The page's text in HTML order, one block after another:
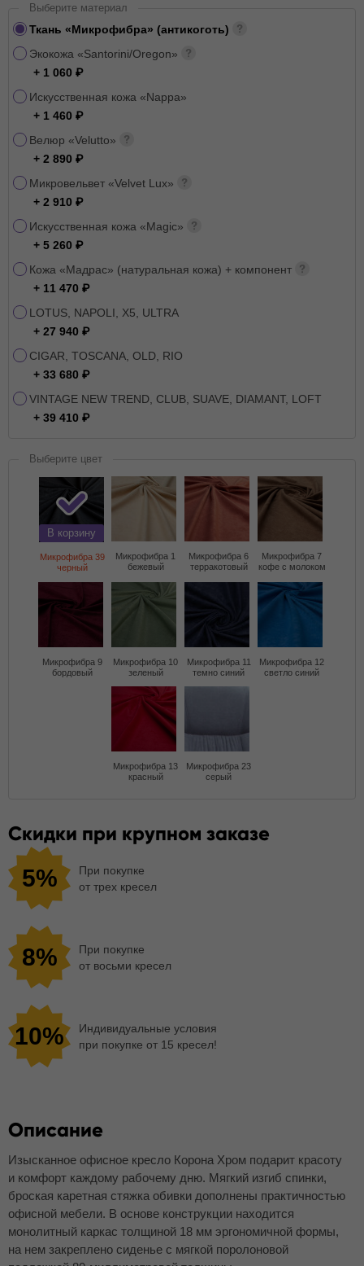
Выберите материал
Ткань «Микрофибра» (антикоготь)
Экокожа «Santorini/Oregon»
+ 1 060
Искусственная кожа «Nappa»
+ 1 460
Велюр «Velutto»
+ 2 890
Микровельвет «Velvet Lux»
+ 2 910
Искусственная кожа «Magic»
+ 5 260
Кожа «Мадрас» (натуральная кожа) + компонент
+ 11 470
LOTUS, NAPOLI, X5, ULTRA
+ 27 940
CIGAR, TOSCANA, OLD, RIO
+ 33 680
VINTAGE NEW TREND, CLUB, SUAVE, DIAMANT, LOFT
+ 39 410
Выберите цвет
В корзину
Микрофибра 39
черный
Микрофибра 1
бежевый
Микрофибра 6
терракотовый
Микрофибра 7
кофе с молоком
Микрофибра 9
бордовый
Микрофибра 10
зеленый
Микрофибра 11
темно синий
Микрофибра 12
светло синий
Микрофибра 13
красный
Микрофибра 23
серый
Скидки при крупном заказе
5%
При покупке
от трех кресел
8%
При покупке
от восьми кресел
10%
Индивидуальные условия
при покупке от 15 кресел!
Описание
Изысканное офисное кресло Корона Хром подарит красоту
и комфорт каждому рабочему дню. Мягкий изгиб спинки,
броская каретная стяжка обивки дополнены практичностью
офисной мебели. В основе конструкции находится
монолитный каркас толщиной 18 мм эргономичной формы,
на нем закреплено сиденье с мягкой поролоновой